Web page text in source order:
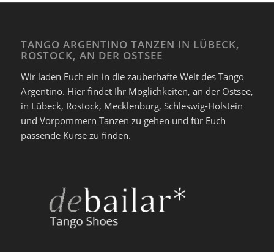
TANGO ARGENTINO TANZEN IN LÜBECK,
ROSTOCK, AN DER OSTSEE
Wir laden Euch ein in die zauberhafte Welt des Tango
Argentino. Hier findet Ihr Möglichkeiten, an der Ostsee,
in Lübeck, Rostock, Mecklenburg, Schleswig-Holstein
und Vorpommern Tanzen zu gehen und für Euch
passende Kurse zu finden.